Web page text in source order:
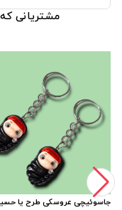
مشتریانی که
جاسوئیچی عروسکی طرح یا